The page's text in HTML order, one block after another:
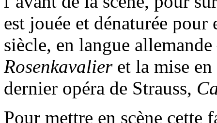
est jouée et dénaturée
siècle, en langue
Rosenkavalieret la mise en
dernier opéra de Strauss,
Pour mettre en scène cette